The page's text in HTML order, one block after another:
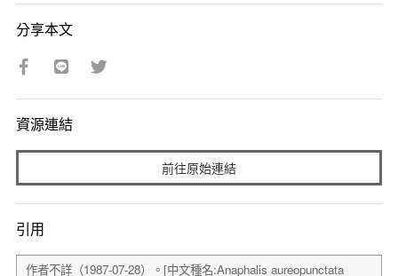
分享本文
資源連結
前往原始連結
引用